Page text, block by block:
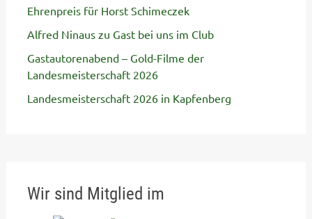
Ehrenpreis für Horst Schimeczek
Alfred Ninaus zu Gast bei uns im Club
Gastautorenabend – Gold-Filme der
Landesmeisterschaft 2026
Landesmeisterschaft 2026 in Kapfenberg
Wir sind Mitglied im